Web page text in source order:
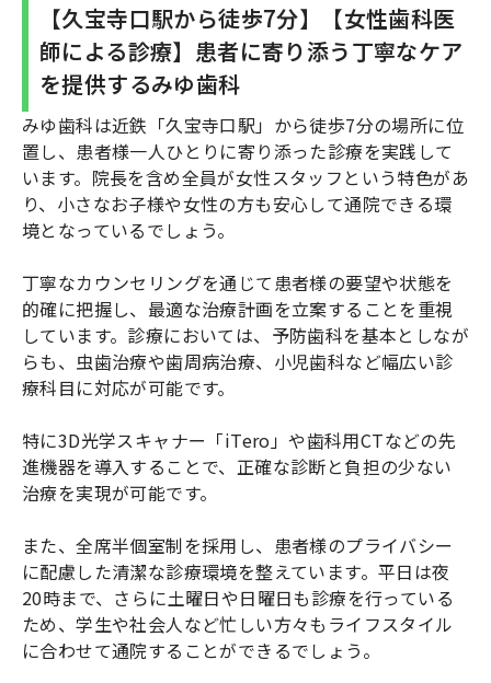
【久宝寺口駅から徒歩7分】【女性歯科医
師による診療】患者に寄り添う丁寧なケア
を提供するみゆ歯科
みゆ歯科は近鉄「久宝寺口駅」から徒歩7分の場所に位
置し、患者様一人ひとりに寄り添った診療を実践して
います。院長を含め全員が女性スタッフという特色があ
り、小さなお子様や女性の方も安心して通院できる環
境となっているでしょう。
丁寧なカウンセリングを通じて患者様の要望や状態を
的確に把握し、最適な治療計画を立案することを重視
しています。診療においては、予防歯科を基本としなが
らも、虫歯治療や歯周病治療、小児歯科など幅広い診
療科目に対応が可能です。
特に3D光学スキャナー「iTero」や歯科用CTなどの先
進機器を導入することで、正確な診断と負担の少ない
治療を実現が可能です。
また、全席半個室制を採用し、患者様のプライバシー
に配慮した清潔な診療環境を整えています。平日は夜
20時まで、さらに土曜日や日曜日も診療を行っている
ため、学生や社会人など忙しい方々もライフスタイル
に合わせて通院することができるでしょう。